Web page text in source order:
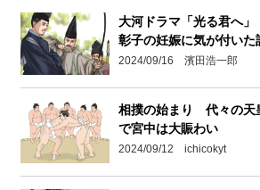
大河ドラマ「光る君へ
彰子の妊娠に気が付いた
2024/09/16 濱田浩一郎
相撲の始まり 代々の天
で宮中は大賑わい
2024/09/12 ichicokyt